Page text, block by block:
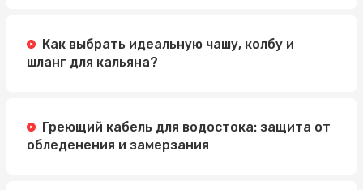
Как выбрать идеальную чашу, колбу и
шланг для кальяна?
Греющий кабель для водостока: защита от
обледенения и замерзания